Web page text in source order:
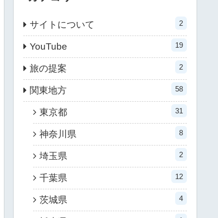
サイトについて 2
YouTube 19
旅の提案 2
関東地方 58
東京都 31
神奈川県 8
埼玉県 2
千葉県 12
茨城県 4